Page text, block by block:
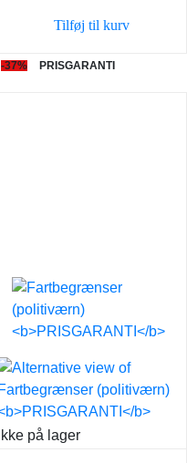
129,00 kr..
Tilføj til kurv
-37% PRISGARANTI
Ikke på lager